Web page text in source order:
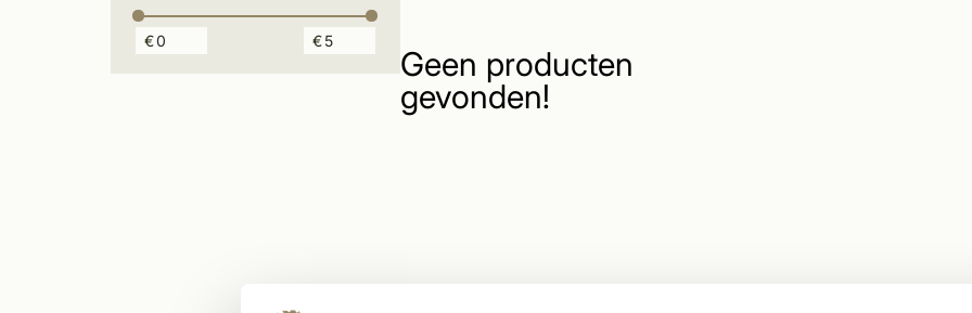
€ €
Geen producten
gevonden!